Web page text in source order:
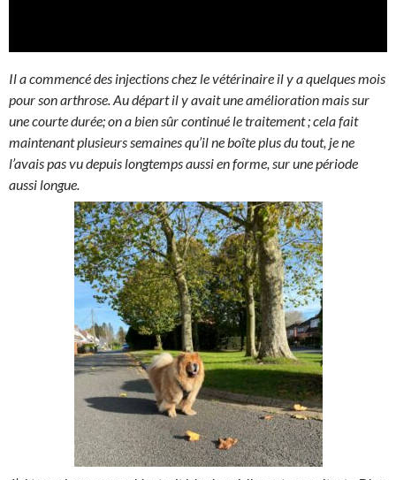
Il a commencé des injections chez le vétérinaire il y a quelques mois
pour son arthrose. Au départ il y avait une amélioration mais sur
une courte durée; on a bien sûr continué le traitement ; cela fait
maintenant plusieurs semaines qu’il ne boîte plus du tout, je ne
l’avais pas vu depuis longtemps aussi en forme, sur une période
aussi longue.